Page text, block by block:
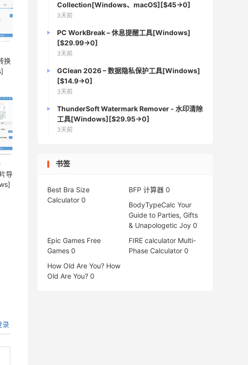
换
导
录
Collection[Windows、macOS][$45→0]
3天前
PC WorkBreak – 休息提醒工具[Windows]
[$29.99→0]
3天前
GClean 2026 – 数据隐私保护工具[Windows]
[$14.9→0]
3天前
ThunderSoft Watermark Remover - 水印清除
工具[Windows][$29.95→0]
3天前
书签
Best Bra Size
Calculator 0
BFP 计算器 0
BodyTypeCalc Your
Guide to Parties, Gifts
& Unapologetic Joy 0
Epic Games Free
Games 0
FIRE calculator Multi-
Phase Calculator 0
How Old Are You? How
Old Are You? 0